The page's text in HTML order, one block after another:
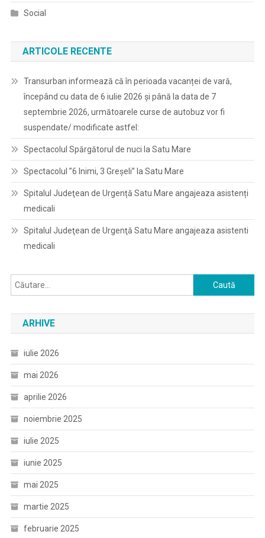
Social
ARTICOLE RECENTE
Transurban informează că în perioada vacanței de vară,
începând cu data de 6 iulie 2026 și până la data de 7
septembrie 2026, următoarele curse de autobuz vor fi
suspendate/ modificate astfel:
Spectacolul Spărgătorul de nuci la Satu Mare
Spectacolul ”6 Inimi, 3 Greșeli” la Satu Mare
Spitalul Judeţean de Urgență Satu Mare angajeaza asistenți
medicali
Spitalul Judeţean de Urgenţă Satu Mare angajeaza asistenti
medicali
Caută
după:
ARHIVE
iulie 2026
mai 2026
aprilie 2026
noiembrie 2025
iulie 2025
iunie 2025
mai 2025
martie 2025
februarie 2025